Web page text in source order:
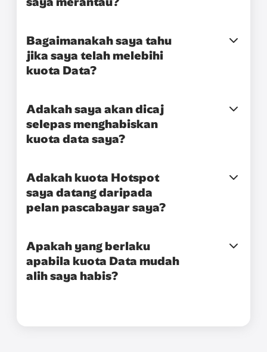
Bagaimanakah saya tahu
jika saya telah melebihi
kuota Data?
Adakah saya akan dicaj
selepas menghabiskan
kuota data saya?
Adakah kuota Hotspot
saya datang daripada
pelan pascabayar saya?
Apakah yang berlaku
apabila kuota Data mudah
alih saya habis?